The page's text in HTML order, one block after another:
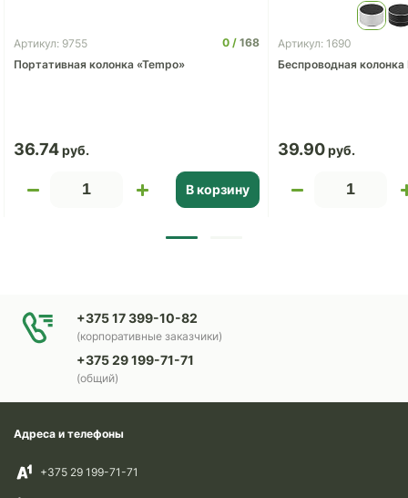
Артикул: 9755 0
168
Портативная колонка «Tempo»
36.74
В корзину
Артикул: 1690
Беспроводная колонка
39.90
+375 17 399-10-82
(корпоративные заказчики)
+375 29 199-71-71
(общий)
Адреса и телефоны
+375 29 199-71-71